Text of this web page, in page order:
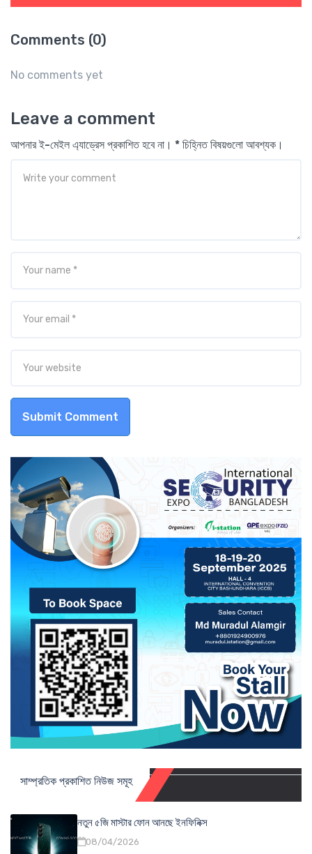
Comments (0)
No comments yet
Leave a comment
আপনার ই-মেইল এ্যাড্রেস প্রকাশিত হবে না। * চিহ্নিত বিষয়গুলো আবশ্যক।
Submit Comment
সাম্প্রতিক প্রকাশিত নিউজ সমূহ
নতুন ৫জি মাস্টার ফোন আনছে ইনফিনিক্স
08/04/2026